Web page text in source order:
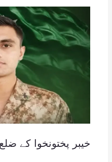
خیبر پختونخوا کے